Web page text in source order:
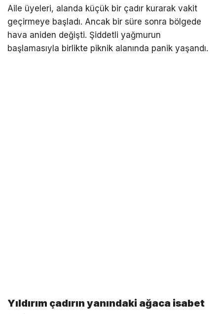
Aile üyeleri, alanda küçük bir çadır kurarak vakit
geçirmeye başladı. Ancak bir süre sonra bölgede
hava aniden değişti. Şiddetli yağmurun
başlamasıyla birlikte piknik alanında panik yaşandı.
Yıldırım çadırın yanındaki ağaca isabet